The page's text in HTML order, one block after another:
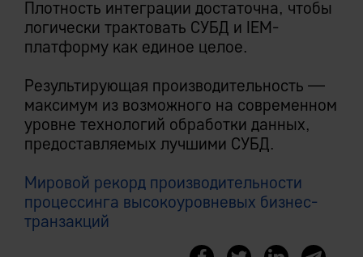
Плотность интеграции достаточна, чтобы
логически трактовать СУБД и IEM-
платформу как единое целое.
Результирующая производительность —
максимум из возможного на современном
уровне технологий обработки данных,
предоставляемых лучшими СУБД.
Мировой рекорд производительности
процессинга высокоуровневых бизнес-
транзакций